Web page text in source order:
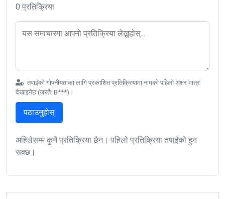
0 प्रतिक्रिया
तपाईंको गोपनीयताका लागि प्रकाशित प्रतिक्रियामा नामको पहिलो अक्षर मात्र
देखाइनेछ (जस्तै: B***)।
पठाउनुहोस्
अहिलेसम्म कुनै प्रतिक्रिया छैन। पहिलो प्रतिक्रिया तपाईंको हुन
सक्छ।